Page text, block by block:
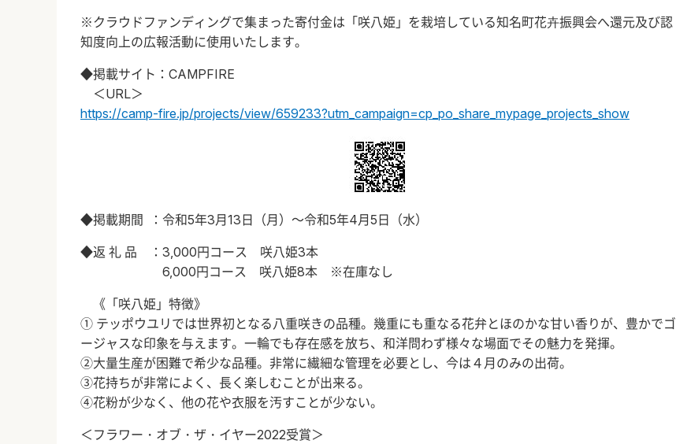
※クラウドファンディングで集まった寄付金は「咲八姫」を栽培している知名町花卉振興会へ還元及び認
知度向上の広報活動に使用いたします。
◆掲載サイト：CAMPFIRE
＜URL＞
https://camp-fire.jp/projects/view/659233?utm_campaign=cp_po_share_mypage_projects_show
◆掲載期間 ：令和5年3月13日（月）～令和5年4月5日（水）
◆返 礼 品 ：3,000円コース 咲八姫3本
6,000円コース 咲八姫8本 ※在庫なし
《「咲八姫」特徴》
① テッポウユリでは世界初となる八重咲きの品種。幾重にも重なる花弁とほのかな甘い香りが、豊かでゴ
ージャスな印象を与えます。一輪でも存在感を放ち、和洋問わず様々な場面でその魅力を発揮。
②大量生産が困難で希少な品種。非常に繊細な管理を必要とし、今は４月のみの出荷。
③花持ちが非常によく、長く楽しむことが出来る。
④花粉が少なく、他の花や衣服を汚すことが少ない。
＜フラワー・オブ・ザ・イヤー2022受賞＞